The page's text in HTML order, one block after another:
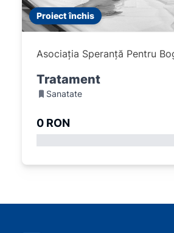
Proiect închis
Asociația Speranță Pentru
Tratament
Sanatate
0 RON